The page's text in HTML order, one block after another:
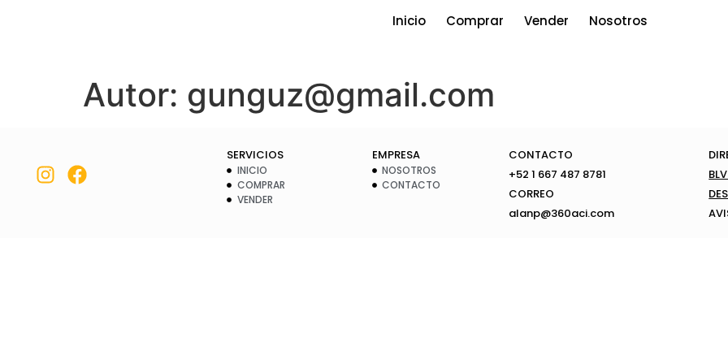
Inicio Comprar Vender Nosotros
Autor: gunguz@gmail.com
SERVICIOS
INICIO
COMPRAR
VENDER
EMPRESA
NOSOTROS
CONTACTO
CONTACTO
+52 1 667 487 8781
CORREO
alanp@360aci.com